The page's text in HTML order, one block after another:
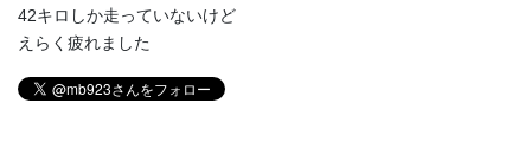
42キロしか走っていないけど
えらく疲れました